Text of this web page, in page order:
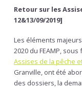
Retour sur les
12&13/09/2019]
Les éléments
2020 du FEAMP,
Assises de la pêche
Granville, ont été
des dossiers, la